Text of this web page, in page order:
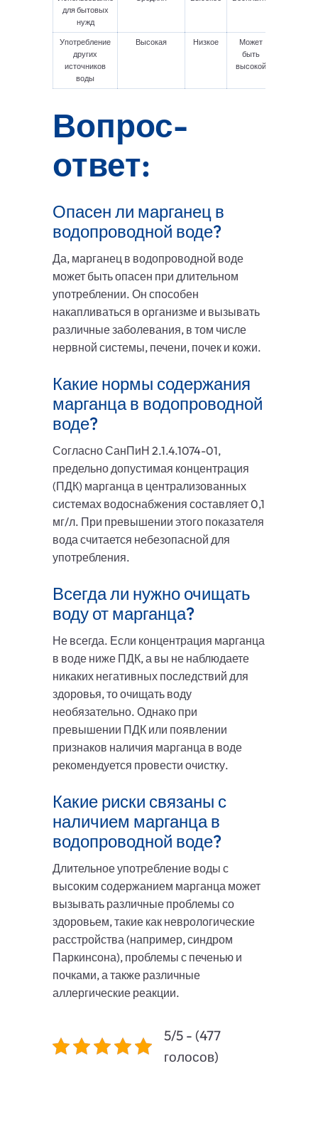
для бытовых
нужд
Употребление
других
источников
воды
Высокая Низкое
Может
быть
высокой
Вопрос-
ответ:
Опасен ли марганец в
водопроводной воде?
Да, марганец в водопроводной воде
может быть опасен при длительном
употреблении. Он способен
накапливаться в организме и вызывать
различные заболевания, в том числе
нервной системы, печени, почек и кожи.
Какие нормы содержания
марганца в водопроводной
воде?
Согласно СанПиН 2.1.4.1074-01,
предельно допустимая концентрация
(ПДК) марганца в централизованных
системах водоснабжения составляет 0,1
мг/л. При превышении этого показателя
вода считается небезопасной для
употребления.
Всегда ли нужно очищать
воду от марганца?
Не всегда. Если концентрация марганца
в воде ниже ПДК, а вы не наблюдаете
никаких негативных последствий для
здоровья, то очищать воду
необязательно. Однако при
превышении ПДК или появлении
признаков наличия марганца в воде
рекомендуется провести очистку.
Какие риски связаны с
наличием марганца в
водопроводной воде?
Длительное употребление воды с
высоким содержанием марганца может
вызывать различные проблемы со
здоровьем, такие как неврологические
расстройства (например, синдром
Паркинсона), проблемы с печенью и
почками, а также различные
аллергические реакции.
5/5 - (477
голосов)